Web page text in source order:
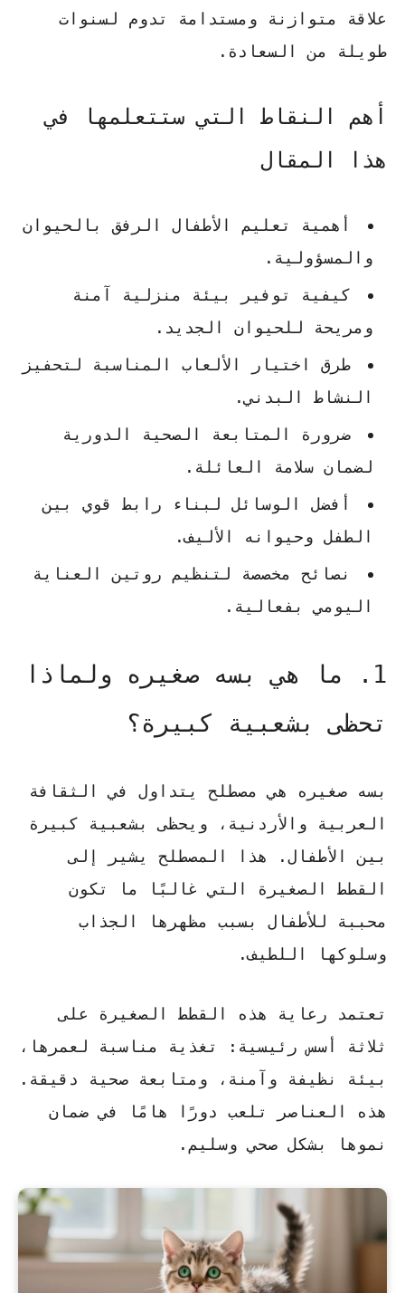
علاقة متوازنة ومستدامة تدوم لسنوات
طويلة من السعادة.
أهم النقاط التي ستتعلمها في
هذا المقال
أهمية تعليم الأطفال الرفق بالحيوان
والمسؤولية.
كيفية توفير بيئة منزلية آمنة
ومريحة للحيوان الجديد.
طرق اختيار الألعاب المناسبة لتحفيز
النشاط البدني.
ضرورة المتابعة الصحية الدورية
لضمان سلامة العائلة.
أفضل الوسائل لبناء رابط قوي بين
الطفل وحيوانه الأليف.
نصائح مخصصة لتنظيم روتين العناية
اليومي بفعالية.
1. ما هي بسه صغيره ولماذا
تحظى بشعبية كبيرة؟
بسه صغيره هي مصطلح يتداول في
الثقافة
العربية والأردنية، ويحظى بشعبية كبيرة
بين
الأطفال. هذا المصطلح يشير إلى
القطط الصغيرة التي غالبًا ما تكون
محببة للأطفال بسبب مظهرها الجذاب
وسلوكها اللطيف.
تعتمد رعاية هذه القطط الصغيرة على
ثلاثة أسس رئيسية:
تغذية مناسبة لعمرها ،
بيئة نظيفة وآمنة ، و متابعة صحية دقيقة .
هذه العناصر تلعب دورًا هامًا في ضمان
نموها بشكل صحي وسليم.